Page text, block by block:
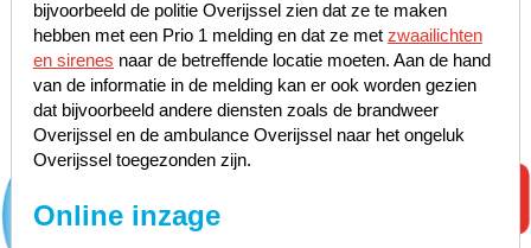
bijvoorbeeld de politie Overijssel zien dat ze te maken
hebben met een Prio 1 melding en dat ze met zwaailichten
en sirenes naar de betreffende locatie moeten. Aan de hand
van de informatie in de melding kan er ook worden gezien
dat bijvoorbeeld andere diensten zoals de brandweer
Overijssel en de ambulance Overijssel naar het ongeluk
Overijssel toegezonden zijn.
Online inzage